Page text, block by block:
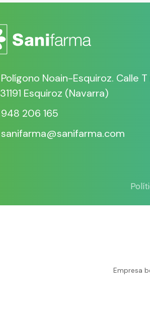
Polígono Noain-Esquiroz. Calle T
31191 Esquiroz (Navarra)
948 206 165
sanifarma@sanifarma.com
Empresa